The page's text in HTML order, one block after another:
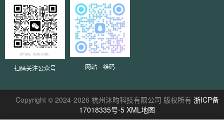
扫码关注公众号 网站二维码
Copyright © 2024-2026 杭州沐昀科技有限公司 版权所有 浙ICP备
17018335号-5 XML地图